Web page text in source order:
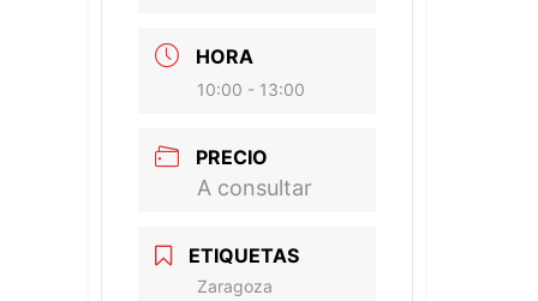
HORA
10:00 - 13:00
PRECIO
A consultar
ETIQUETAS
Zaragoza